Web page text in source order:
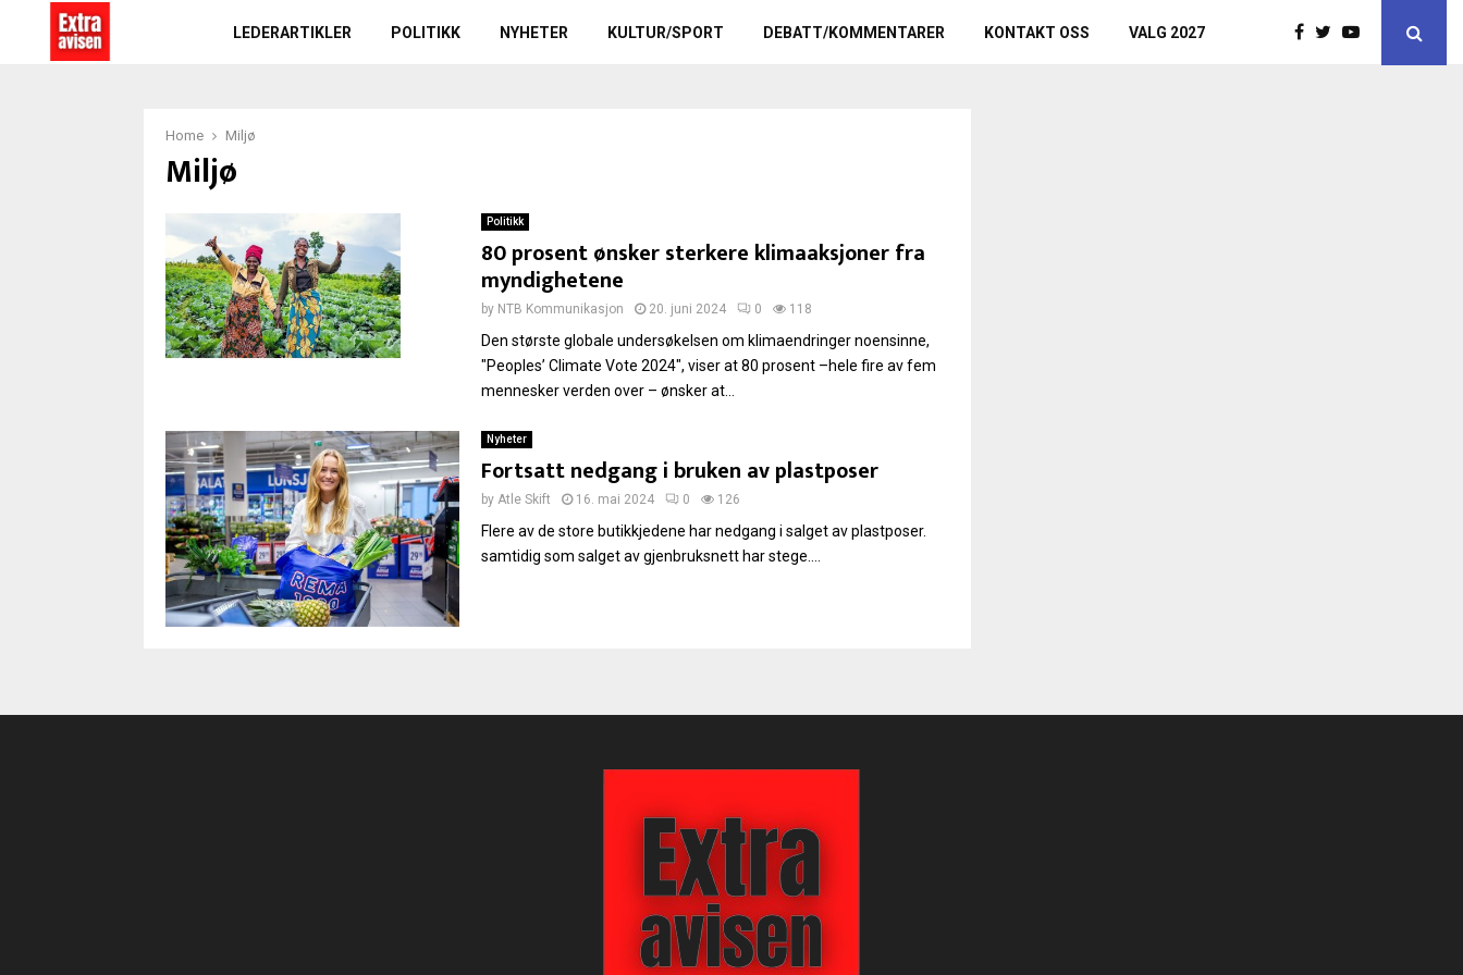
LEDERARTIKLER POLITIKK NYHETER KULTUR/SPORT DEBATT/KOMMENTARER KONTAKT OSS VALG 2027
Home Miljø
Miljø
Politikk
80 prosent ønsker sterkere klimaaksjoner fra
myndighetene
by NTB Kommunikasjon 20. juni 2024 0 118
Den største globale undersøkelsen om klimaendringer noensinne,
"Peoples’ Climate Vote 2024", viser at 80 prosent –hele fire av fem
mennesker verden over – ønsker at...
Nyheter
Fortsatt nedgang i bruken av plastposer
by Atle Skift 16. mai 2024 0 126
Flere av de store butikkjedene har nedgang i salget av plastposer.
samtidig som salget av gjenbruksnett har stege....